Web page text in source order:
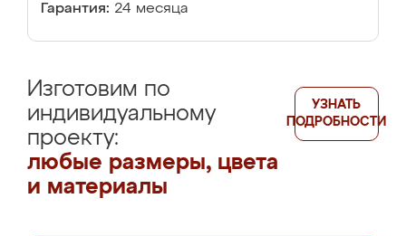
Гарантия: 24 месяца
Изготовим по
индивидуальному
проекту:
любые размеры, цвета
и материалы
УЗНАТЬ
ПОДРОБНОСТИ